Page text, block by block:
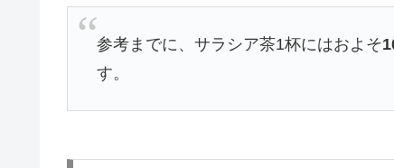
参考までに、サラシア茶1杯にはおよそ
す。